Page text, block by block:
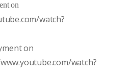
on
watch?
on
watch?